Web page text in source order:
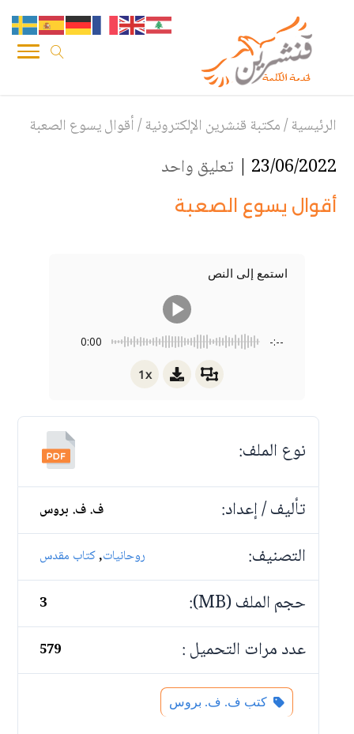
الرئيسية/مكتبة قنشرين الإلكترونية/أقوال يسوع الصعبة
23/06/2022 | تعليق واحد
أقوال يسوع الصعبة
استمع إلى النص
0:00 -:--
1x
نوع الملف:
تأليف / إعداد:
ف. ف. بروس
التصنيف: روحانيات,كتاب مقدس
حجم الملف (MB): 3
عدد مرات التحميل : 579
كتب ف. ف. بروس